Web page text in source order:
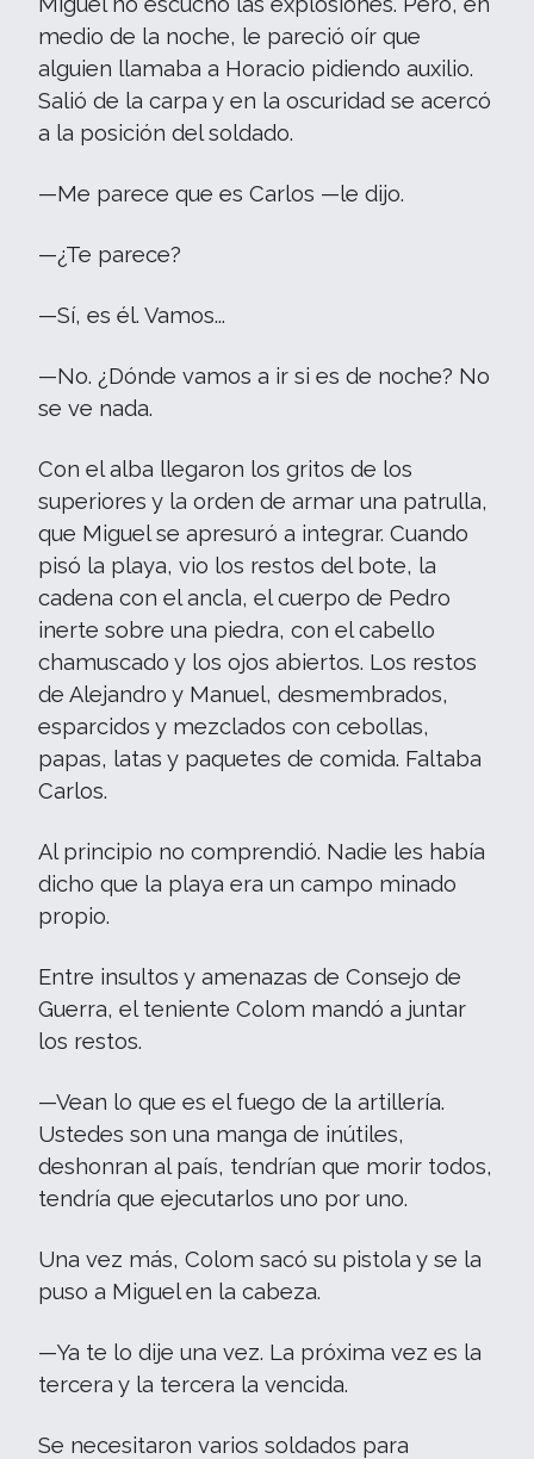
medio de la noche, le pareció oír que
alguien llamaba a Horacio pidiendo auxilio.
Salió de la carpa y en la oscuridad se acercó
a la posición del soldado.
—Me parece que es Carlos —le dijo.
—¿Te parece?
—Sí, es él. Vamos...
—No. ¿Dónde vamos a ir si es de noche? No
se ve nada.
Con el alba llegaron los gritos de los
superiores y la orden de armar una patrulla,
que Miguel se apresuró a integrar. Cuando
pisó la playa, vio los restos del bote, la
cadena con el ancla, el cuerpo de Pedro
inerte sobre una piedra, con el cabello
chamuscado y los ojos abiertos. Los restos
de Alejandro y Manuel, desmembrados,
esparcidos y mezclados con cebollas,
papas, latas y paquetes de comida. Faltaba
Carlos.
Al principio no comprendió. Nadie les había
dicho que la playa era un campo minado
propio.
Entre insultos y amenazas de Consejo de
Guerra, el teniente Colom mandó a juntar
los restos.
—Vean lo que es el fuego de la artillería.
Ustedes son una manga de inútiles,
deshonran al país, tendrían que morir todos,
tendría que ejecutarlos uno por uno.
Una vez más, Colom sacó su pistola y se la
puso a Miguel en la cabeza.
—Ya te lo dije una vez. La próxima vez es la
tercera y la tercera la vencida.
Se necesitaron varios soldados para